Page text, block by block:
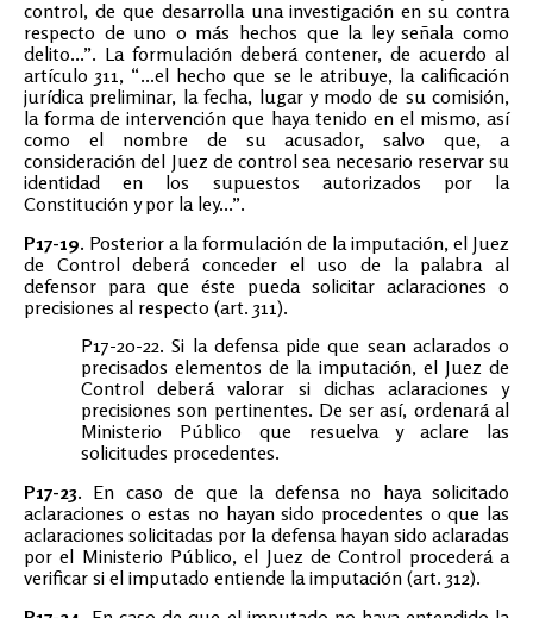
control, de que desarrolla una investigación en su contra
respecto de uno o más hechos que la ley señala como
delito...”. La formulación deberá contener, de acuerdo al
artículo 311, “...el hecho que se le atribuye, la calificación
jurídica preliminar, la fecha, lugar y modo de su comisión,
la forma de intervención que haya tenido en el mismo, así
como el nombre de su acusador, salvo que, a
consideración del Juez de control sea necesario reservar su
identidad en los supuestos autorizados por la
Constitución y por la ley...”.
P17-19. Posterior a la formulación de la imputación, el Juez
de Control deberá conceder el uso de la palabra al
defensor para que éste pueda solicitar aclaraciones o
precisiones al respecto (art. 311).
P17-20-22. Si la defensa pide que sean aclarados o
precisados elementos de la imputación, el Juez de
Control deberá valorar si dichas aclaraciones y
precisiones son pertinentes. De ser así, ordenará al
Ministerio Público que resuelva y aclare las
solicitudes procedentes.
P17-23. En caso de que la defensa no haya solicitado
aclaraciones o estas no hayan sido procedentes o que las
aclaraciones solicitadas por la defensa hayan sido aclaradas
por el Ministerio Público, el Juez de Control procederá a
verificar si el imputado entiende la imputación (art. 312).